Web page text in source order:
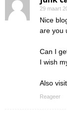
29 maart
Nice
are you
Can I
I wish
Also
Reageer